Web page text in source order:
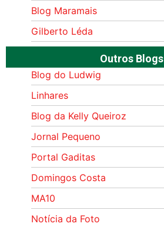
Blog Maramais
Gilberto Léda
Outros Blogs
Blog do Ludwig
Linhares
Blog da Kelly Queiroz
Jornal Pequeno
Portal Gaditas
Domingos Costa
MA10
Notícia da Foto